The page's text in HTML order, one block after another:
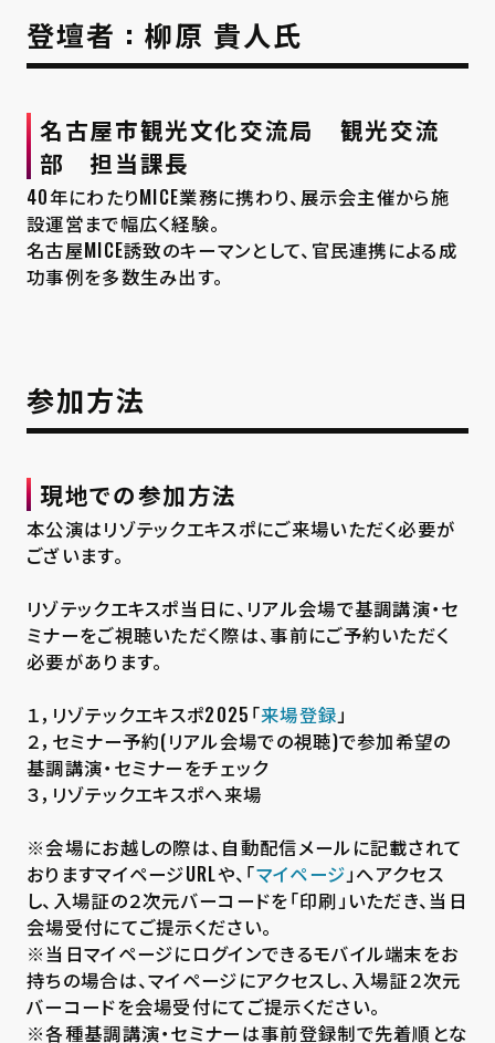
登壇者 : 柳原 貴人氏
名古屋市観光文化交流局 観光交流
部 担当課長
40年にわたりMICE業務に携わり、展示会主催から施
設運営まで幅広く経験。
名古屋MICE誘致のキーマンとして、官民連携による成
功事例を多数生み出す。
参加方法
現地での参加方法
本公演はリゾテックエキスポにご来場いただく必要が
ございます。
リゾテックエキスポ当日に、リアル会場で基調講演・セ
ミナーをご視聴いただく際は、事前にご予約いただく
必要があります。
１，リゾテックエキスポ2025「来場登録」
２，セミナー予約(リアル会場での視聴)で参加希望の
基調講演・セミナーをチェック
３，リゾテックエキスポへ来場
※会場にお越しの際は、自動配信メールに記載されて
おりますマイページURLや、「マイページ」へアクセス
し、入場証の２次元バーコードを「印刷」いただき、当日
会場受付にてご提示ください。
※当日マイページにログインできるモバイル端末をお
持ちの場合は、マイページにアクセスし、入場証２次元
バーコードを会場受付にてご提示ください。
※各種基調講演・セミナーは事前登録制で先着順とな